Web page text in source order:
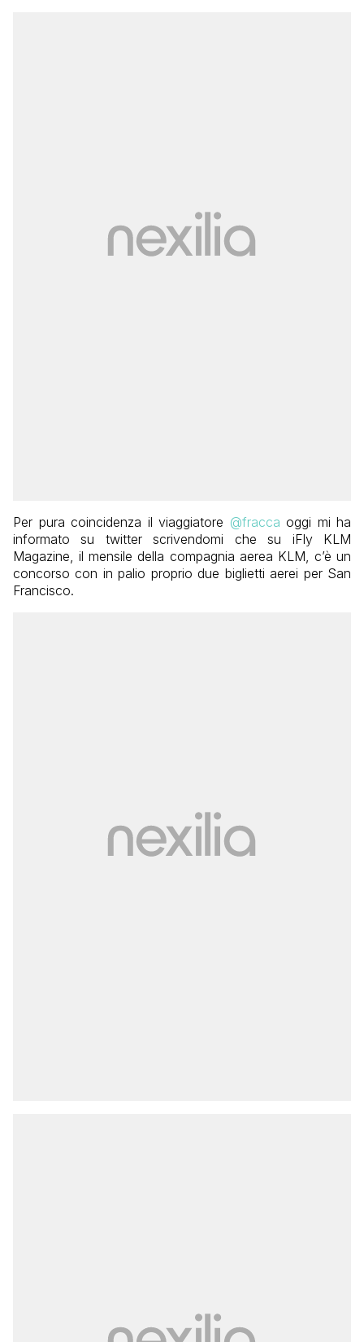
Per pura coincidenza il viaggiatore @fracca oggi mi ha
informato su twitter scrivendomi che su iFly KLM
Magazine, il mensile della compagnia aerea KLM, c’è un
concorso con in palio proprio due biglietti aerei per San
Francisco.